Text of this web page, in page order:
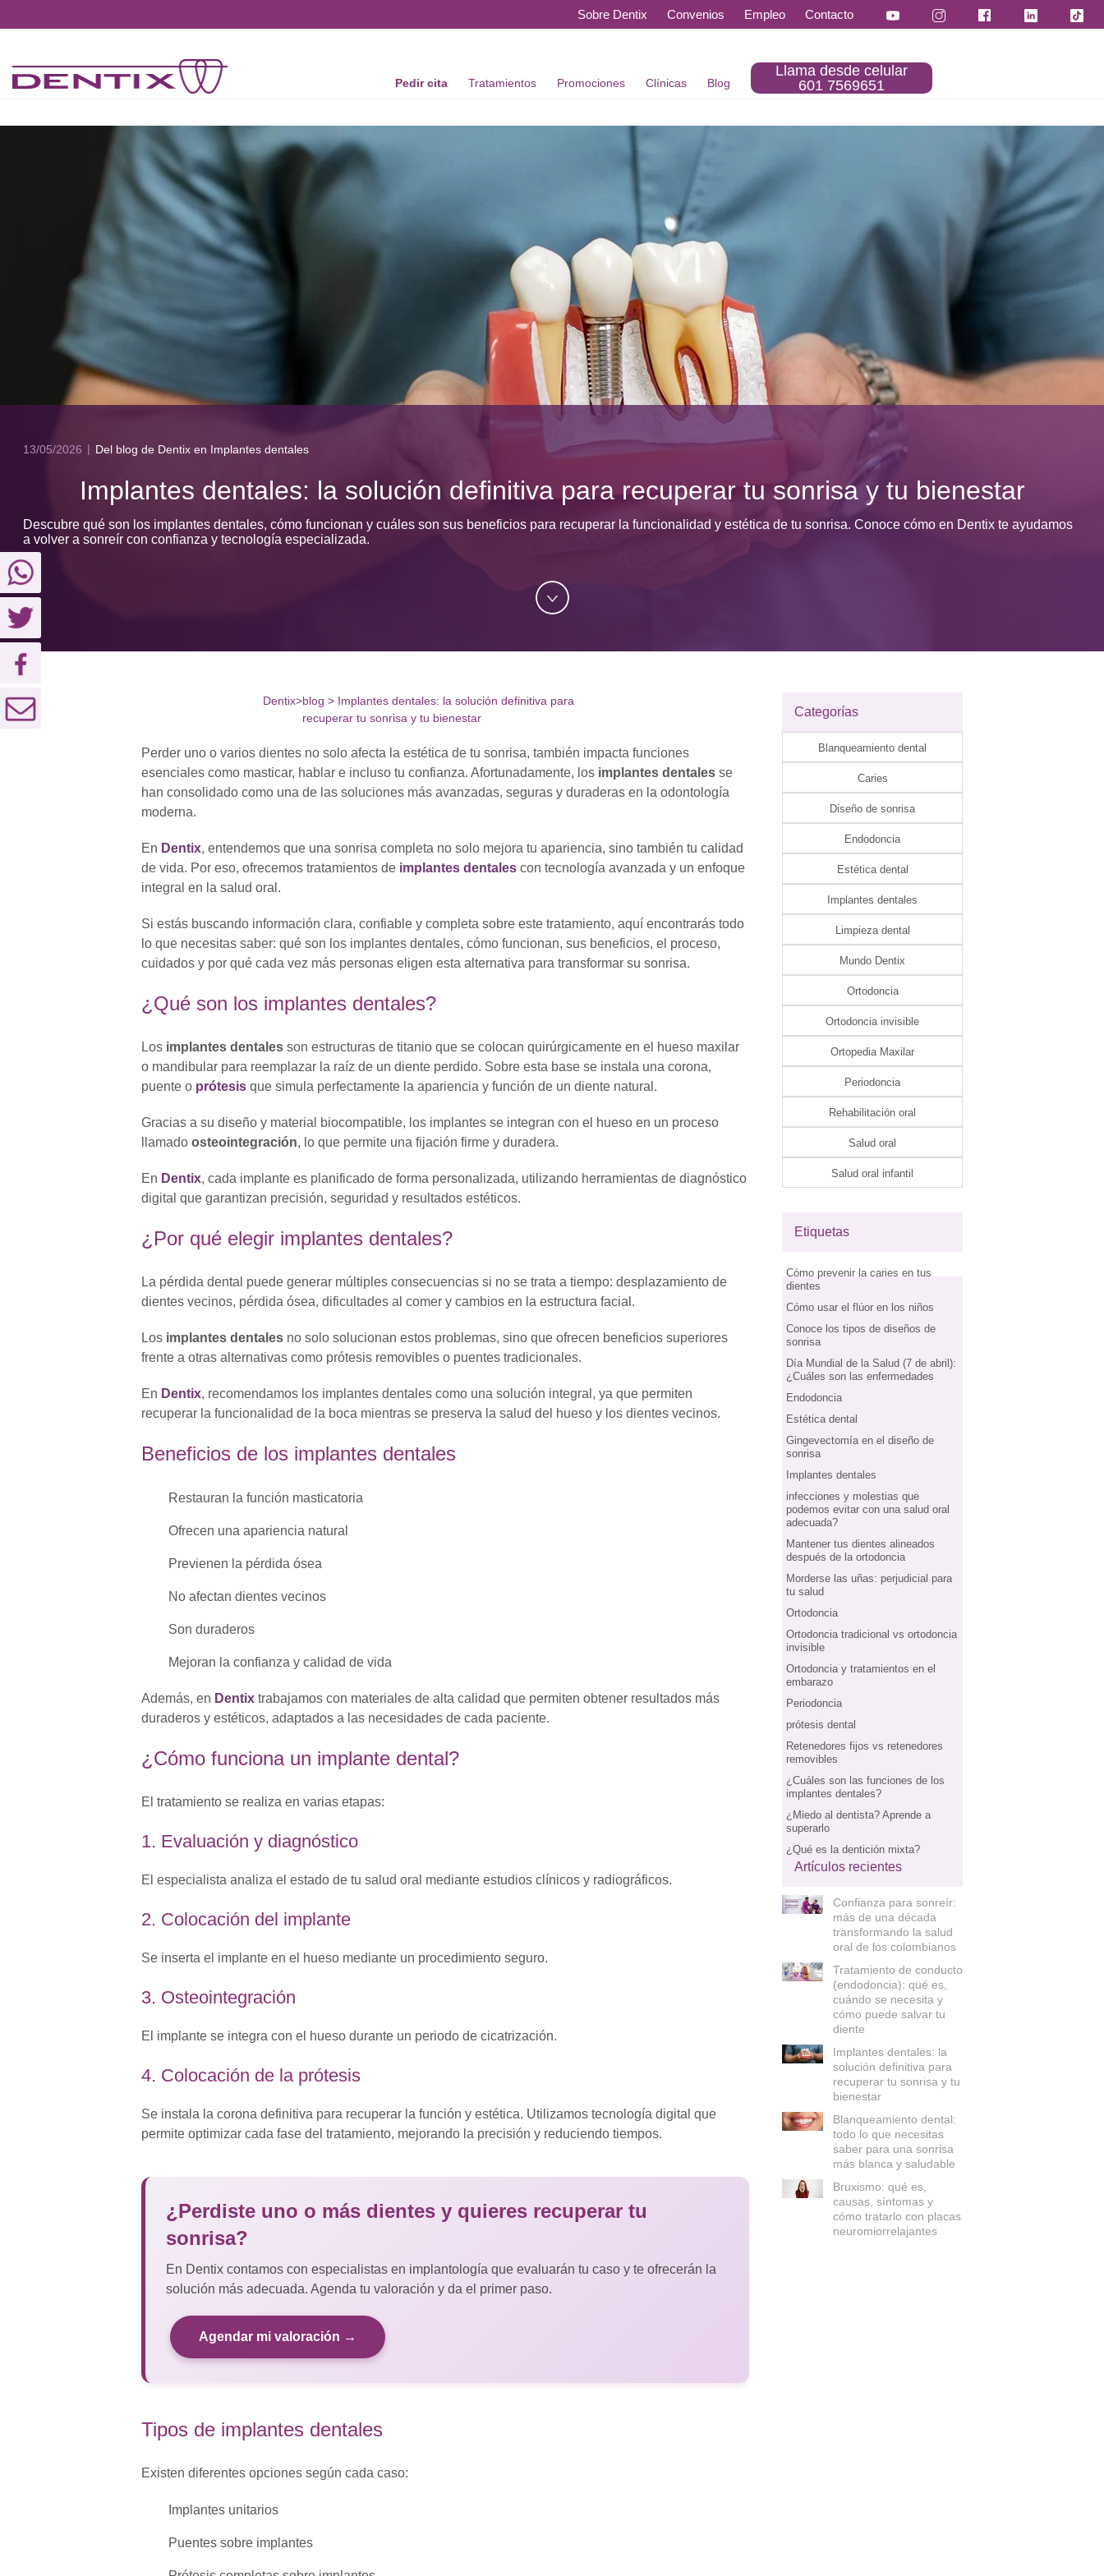
Sobre Dentix Convenios Empleo Contacto
Llama desde celular
601 7569651
Pedir cita Tratamientos Promociones Clínicas Blog
13/05/2026 Del blog de Dentix en Implantes dentales
Implantes dentales: la solución definitiva para recuperar tu sonrisa y tu bienestar
Descubre qué son los implantes dentales, cómo funcionan y cuáles son sus beneficios para recuperar la funcionalidad y estética de tu sonrisa. Conoce cómo en Dentix te ayudamos
a volver a sonreír con confianza y tecnología especializada.
Dentix>blog > Implantes dentales: la solución definitiva para
recuperar tu sonrisa y tu bienestar
Perder uno o varios dientes no solo afecta la estética de tu sonrisa, también impacta funciones
esenciales como masticar, hablar e incluso tu confianza. Afortunadamente, los implantes dentales se
han consolidado como una de las soluciones más avanzadas, seguras y duraderas en la odontología
moderna.
En Dentix, entendemos que una sonrisa completa no solo mejora tu apariencia, sino también tu calidad
de vida. Por eso, ofrecemos tratamientos de implantes dentales con tecnología avanzada y un enfoque
integral en la salud oral.
Si estás buscando información clara, confiable y completa sobre este tratamiento, aquí encontrarás todo
lo que necesitas saber: qué son los implantes dentales, cómo funcionan, sus beneficios, el proceso,
cuidados y por qué cada vez más personas eligen esta alternativa para transformar su sonrisa.
¿Qué son los implantes dentales?
Los implantes dentales son estructuras de titanio que se colocan quirúrgicamente en el hueso maxilar
o mandibular para reemplazar la raíz de un diente perdido. Sobre esta base se instala una corona,
puente o prótesis que simula perfectamente la apariencia y función de un diente natural.
Gracias a su diseño y material biocompatible, los implantes se integran con el hueso en un proceso
llamado osteointegración, lo que permite una fijación firme y duradera.
En Dentix, cada implante es planificado de forma personalizada, utilizando herramientas de diagnóstico
digital que garantizan precisión, seguridad y resultados estéticos.
¿Por qué elegir implantes dentales?
La pérdida dental puede generar múltiples consecuencias si no se trata a tiempo: desplazamiento de
dientes vecinos, pérdida ósea, dificultades al comer y cambios en la estructura facial.
Los implantes dentales no solo solucionan estos problemas, sino que ofrecen beneficios superiores
frente a otras alternativas como prótesis removibles o puentes tradicionales.
En Dentix, recomendamos los implantes dentales como una solución integral, ya que permiten
recuperar la funcionalidad de la boca mientras se preserva la salud del hueso y los dientes vecinos.
Beneficios de los implantes dentales
Restauran la función masticatoria
Ofrecen una apariencia natural
Previenen la pérdida ósea
No afectan dientes vecinos
Son duraderos
Mejoran la confianza y calidad de vida
Además, en Dentix trabajamos con materiales de alta calidad que permiten obtener resultados más
duraderos y estéticos, adaptados a las necesidades de cada paciente.
¿Cómo funciona un implante dental?
El tratamiento se realiza en varias etapas:
1. Evaluación y diagnóstico
El especialista analiza el estado de tu salud oral mediante estudios clínicos y radiográficos.
2. Colocación del implante
Se inserta el implante en el hueso mediante un procedimiento seguro.
3. Osteointegración
El implante se integra con el hueso durante un periodo de cicatrización.
4. Colocación de la prótesis
Se instala la corona definitiva para recuperar la función y estética. Utilizamos tecnología digital que
permite optimizar cada fase del tratamiento, mejorando la precisión y reduciendo tiempos.
¿Perdiste uno o más dientes y quieres recuperar tu
sonrisa?
En Dentix contamos con especialistas en implantología que evaluarán tu caso y te ofrecerán la
solución más adecuada. Agenda tu valoración y da el primer paso.
Agendar mi valoración →
Tipos de implantes dentales
Existen diferentes opciones según cada caso:
Implantes unitarios
Puentes sobre implantes
Categorías
Blanqueamiento dental
Caries
Diseño de sonrisa
Endodoncia
Estética dental
Implantes dentales
Limpieza dental
Mundo Dentix
Ortodoncia
Ortodoncia invisible
Ortopedia Maxilar
Periodoncia
Rehabilitación oral
Salud oral
Salud oral infantil
Etiquetas
Cómo prevenir la caries en tus
dientes
Cómo usar el flúor en los niños
Conoce los tipos de diseños de
sonrisa
Día Mundial de la Salud (7 de abril):
¿Cuáles son las enfermedades
Endodoncia
Estética dental
Gingevectomía en el diseño de
sonrisa
Implantes dentales
infecciones y molestias que
podemos evitar con una salud oral
adecuada?
Mantener tus dientes alineados
después de la ortodoncia
Morderse las uñas: perjudicial para
tu salud
Ortodoncia
Ortodoncia tradicional vs ortodoncia
invisible
Ortodoncia y tratamientos en el
embarazo
Periodoncia
prótesis dental
Retenedores fijos vs retenedores
removibles
¿Cuáles son las funciones de los
implantes dentales?
¿Miedo al dentista? Aprende a
superarlo
¿Qué es la dentición mixta?
Artículos recientes
Confianza para sonreír:
más de una década
transformando la salud
oral de los colombianos
Tratamiento de conducto
(endodoncia): qué es,
cuándo se necesita y
cómo puede salvar tu
diente
Implantes dentales: la
solución definitiva para
recuperar tu sonrisa y tu
bienestar
Blanqueamiento dental:
todo lo que necesitas
saber para una sonrisa
más blanca y saludable
Bruxismo: qué es,
causas, síntomas y
cómo tratarlo con placas
neuromiorrelajantes